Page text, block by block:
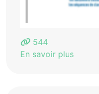
544
En savoir plus